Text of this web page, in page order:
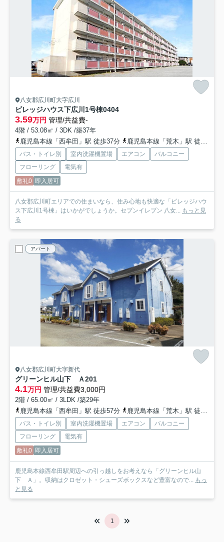
八女郡広川町大字広川
ビレッジハウス下広川1号棟0404
3.59万円 管理/共益費-
4階 / 53.08㎡ / 3DK /築37年
鹿児島本線「西牟田」駅 徒歩37分
鹿児島本線「荒木」駅 徒歩51分
バス・トイレ別 室内洗濯機置場 エアコン
バルコニー
フローリング
電気有
敷礼0 即入居可
八女郡広川町エリアでの住まいなら、住み心地も快適な「ビレッジハウ
ス下広川1号棟」はいかがでしょうか。セブンイレブン 八女... もっと見
る
アパート
八女郡広川町大字新代
グリーンヒル山下 Ａ201
4.1万円 管理/共益費3,000円
2階 / 65.00㎡ / 3LDK /築29年
鹿児島本線「西牟田」駅 徒歩57分
鹿児島本線「荒木」駅 徒歩85分
バス・トイレ別 室内洗濯機置場 エアコン
バルコニー
フローリング
電気有
敷礼0 即入居可
鹿児島本線西牟田駅周辺への引っ越しをお考えなら「グリーンヒル山
下 Ａ」。収納はクロゼット・シューズボックスなど豊富なので... もっ
と見る
1